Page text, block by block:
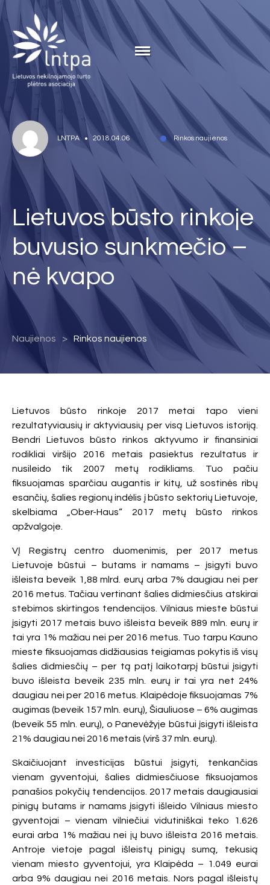
LNTPA 2018.04.06 Rinkos naujienos
Lietuvos būsto rinkoje
buvusio sunkmečio –
nė kvapo
Naujienos Rinkos naujienos
Lietuvos būsto rinkoje 2017 metai tapo vieni
rezultatyviausių ir aktyviausių per visą Lietuvos istoriją.
Bendri Lietuvos būsto rinkos aktyvumo ir finansiniai
rodikliai viršijo 2016 metais pasiektus rezultatus ir
nusileido tik 2007 metų rodikliams. Tuo pačiu
fiksuojamas sparčiau augantis ir kitų, už sostinės ribų
esančių, šalies regionų indėlis į būsto sektorių Lietuvoje,
skelbiama „Ober-Haus“ 2017 metų būsto rinkos
apžvalgoje.
VĮ Registrų centro duomenimis, per 2017 metus
Lietuvoje būstui – butams ir namams – įsigyti buvo
išleista beveik 1,88 mlrd. eurų arba 7% daugiau nei per
2016 metus. Tačiau vertinant šalies didmiesčius atskirai
stebimos skirtingos tendencijos. Vilniaus mieste būstui
įsigyti 2017 metais buvo išleista beveik 889 mln. eurų ir
tai yra 1% mažiau nei per 2016 metus. Tuo tarpu Kauno
mieste fiksuojamas didžiausias teigiamas pokytis iš visų
šalies didmiesčių – per tą patį laikotarpį būstui įsigyti
buvo išleista beveik 235 mln. eurų ir tai yra net 24%
daugiau nei per 2016 metus. Klaipėdoje fiksuojamas 7%
augimas (beveik 157 mln. eurų), Šiauliuose – 6% augimas
(beveik 55 mln. eurų), o Panevėžyje būstui įsigyti išleista
21% daugiau nei 2016 metais (virš 37 mln. eurų).
Skaičiuojant investicijas būstui įsigyti, tenkančias
vienam gyventojui, šalies didmiesčiuose fiksuojamos
panašios pokyčių tendencijos. 2017 metais daugiausiai
pinigų butams ir namams įsigyti išleido Vilniaus miesto
gyventojai – vienam vilniečiui vidutiniškai teko 1.626
eurai arba 1% mažiau nei jų buvo išleista 2016 metais.
Antroje vietoje pagal išleistų pinigų sumą, tekusią
vienam miesto gyventojui, yra Klaipėda – 1.049 eurai
arba 9% daugiau nei 2016 metais. Nors pagal išleistų